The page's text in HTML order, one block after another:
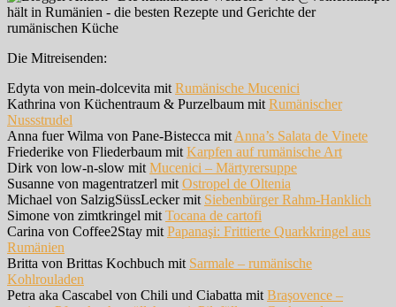
Die Mitreisenden:
Edyta von mein-dolcevita mit Rumänische Mucenici
Kathrina von Küchentraum & Purzelbaum mit Rumänischer
Nussstrudel
Anna fuer Wilma von Pane-Bistecca mit Anna’s Salata de Vinete
Friederike von Fliederbaum mit Karpfen auf rumänische Art
Dirk von low-n-slow mit Mucenici – Märtyrersuppe
Susanne von magentratzerl mit Ostropel de Oltenia
Michael von SalzigSüssLecker mit Siebenbürger Rahm-Hanklich
Simone von zimtkringel mit Tocana de cartofi
Carina von Coffee2Stay mit Papanaşi: Frittierte Quarkkringel aus
Rumänien
Britta von Brittas Kochbuch mit Sarmale – rumänische
Kohlrouladen
Petra aka Cascabel von Chili und Ciabatta mit Braşovence –